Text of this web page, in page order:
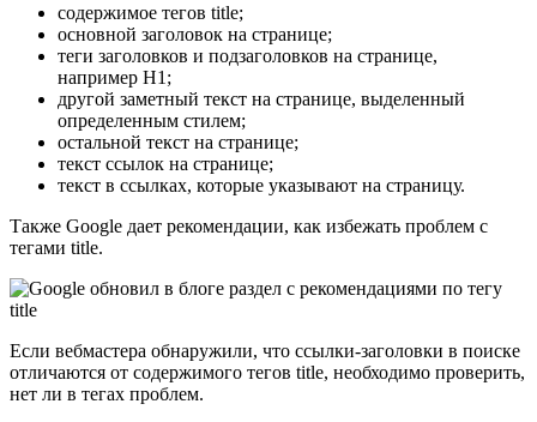
содержимое тегов title;
основной заголовок на странице;
теги заголовков и подзаголовков на странице,
например H1;
другой заметный текст на странице, выделенный
определенным стилем;
остальной текст на странице;
текст ссылок на странице;
текст в ссылках, которые указывают на страницу.
Также Google дает рекомендации, как избежать проблем с
тегами title.
Если вебмастера обнаружили, что ссылки-заголовки в поиске
отличаются от содержимого тегов title, необходимо проверить,
нет ли в тегах проблем.